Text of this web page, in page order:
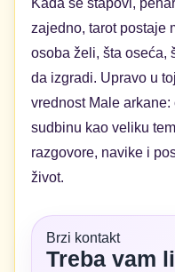
Kada se štapovi,
zajedno, tarot postaje
osoba želi, šta oseća,
da izgradi. Upravo u
vrednost Male
sudbinu kao veliku
razgovore, navike i
život.
Brzi kontakt
Treba vam